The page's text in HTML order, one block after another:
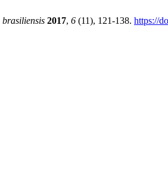
brasiliensis 2017, 6 (11), 121-138. https://